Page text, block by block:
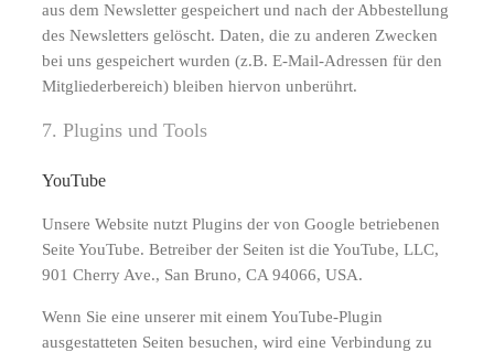
aus dem Newsletter gespeichert und nach der Abbestellung
des Newsletters gelöscht. Daten, die zu anderen Zwecken
bei uns gespeichert wurden (z.B. E-Mail-Adressen für den
Mitgliederbereich) bleiben hiervon unberührt.
7. Plugins und Tools
YouTube
Unsere Website nutzt Plugins der von Google betriebenen
Seite YouTube. Betreiber der Seiten ist die YouTube, LLC,
901 Cherry Ave., San Bruno, CA 94066, USA.
Wenn Sie eine unserer mit einem YouTube-Plugin
ausgestatteten Seiten besuchen, wird eine Verbindung zu